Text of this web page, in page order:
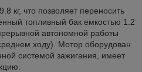
кг, что позволяет переносить
топливный бак емкостью 1.2
автономной работы
ходу). Мотор оборудован
системой зажигания, имеет